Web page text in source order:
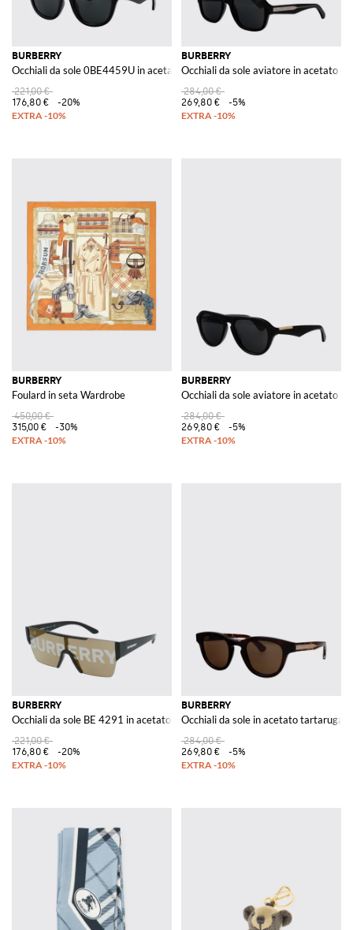
BURBERRY
Occhiali da sole 0BE4459U in acetato
221,00 €
176,80 €
-20%
BURBERRY
Occhiali da sole aviatore in acetato
284,00 €
269,80 €
-5%
BURBERRY
Foulard in seta Wardrobe
450,00 €
315,00 €
-30%
BURBERRY
Occhiali da sole aviatore in acetato
284,00 €
269,80 €
-5%
BURBERRY
Occhiali da sole BE 4291 in acetato
221,00 €
176,80 €
-20%
BURBERRY
Occhiali da sole in acetato
284,00 €
269,80 €
-5%